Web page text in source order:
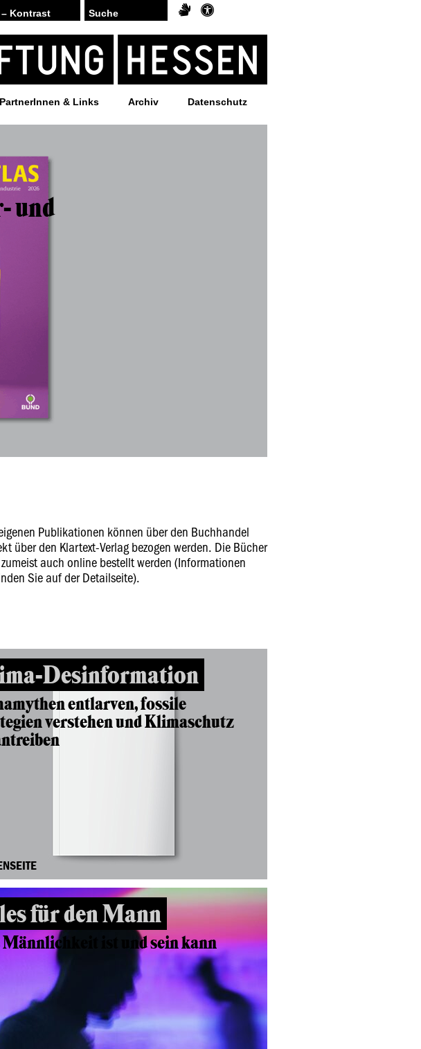
– Kontrast
PartnerInnen & Links Archiv Datenschutz
und
Publikationen können über den Buchhandel
über den Klartext-Verlag bezogen werden. Die Bücher
auch online bestellt werden (Informationen
Sie auf der Detailseite).
Desinformation
entlarven, fossile
verstehen und Klimaschutz
für den Mann
Männlichkeit ist und sein kann